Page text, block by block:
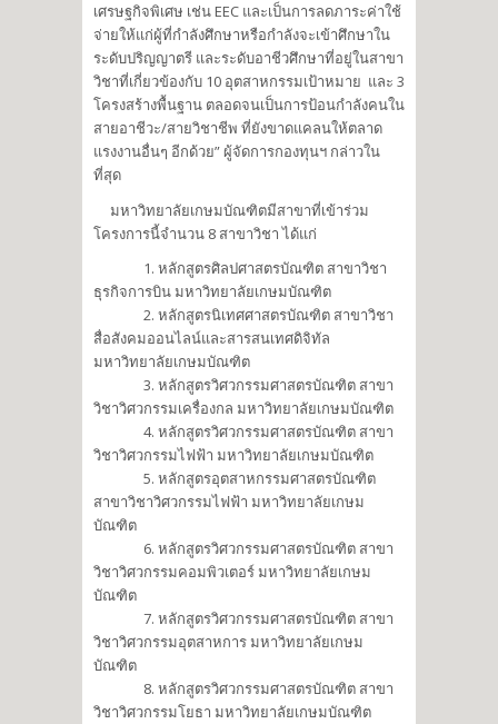
เศรษฐกิจพิเศษ เช่น EEC และเป็นการลดภาระค่าใช้
จ่ายให้แก่ผู้ที่กำลังศึกษาหรือกำลังจะเข้าศึกษาใน
ระดับปริญญาตรี และระดับอาชีวศึกษาที่อยู่ในสาขา
วิชาที่เกี่ยวข้องกับ 10 อุตสาหกรรมเป้าหมาย และ 3
โครงสร้างพื้นฐาน ตลอดจนเป็นการป้อนกำลังคนใน
สายอาชีวะ/สายวิชาชีพ ที่ยังขาดแคลนให้ตลาด
แรงงานอื่นๆ อีกด้วย” ผู้จัดการกองทุนฯ กล่าวใน
ที่สุด
มหาวิทยาลัยเกษมบัณฑิตมีสาขาที่เข้าร่วม
โครงการนี้จำนวน 8 สาขาวิชา ได้แก่
1. หลักสูตรศิลปศาสตรบัณฑิต สาขาวิชา
ธุรกิจการบิน มหาวิทยาลัยเกษมบัณฑิต
2. หลักสูตรนิเทศศาสตรบัณฑิต สาขาวิชา
สื่อสังคมออนไลน์และสารสนเทศดิจิทัล
มหาวิทยาลัยเกษมบัณฑิต
3. หลักสูตรวิศวกรรมศาสตรบัณฑิต สาขา
วิชาวิศวกรรมเครื่องกล มหาวิทยาลัยเกษมบัณฑิต
4. หลักสูตรวิศวกรรมศาสตรบัณฑิต สาขา
วิชาวิศวกรรมไฟฟ้า มหาวิทยาลัยเกษมบัณฑิต
5. หลักสูตรอุตสาหกรรมศาสตรบัณฑิต
สาขาวิชาวิศวกรรมไฟฟ้า มหาวิทยาลัยเกษม
บัณฑิต
6. หลักสูตรวิศวกรรมศาสตรบัณฑิต สาขา
วิชาวิศวกรรมคอมพิวเตอร์ มหาวิทยาลัยเกษม
บัณฑิต
7. หลักสูตรวิศวกรรมศาสตรบัณฑิต สาขา
วิชาวิศวกรรมอุตสาหการ มหาวิทยาลัยเกษม
บัณฑิต
8. หลักสูตรวิศวกรรมศาสตรบัณฑิต สาขา
วิชาวิศวกรรมโยธา มหาวิทยาลัยเกษมบัณฑิต